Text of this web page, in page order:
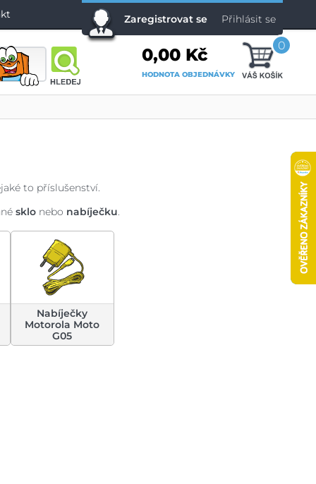
Zaregistrovat se Přihlásit se
0,00 Kč
HODNOTA OBJEDNÁVKY
0
to příslušenství.
sklo nebo nabíječku.
Nabíječky
Motorola Moto
G05